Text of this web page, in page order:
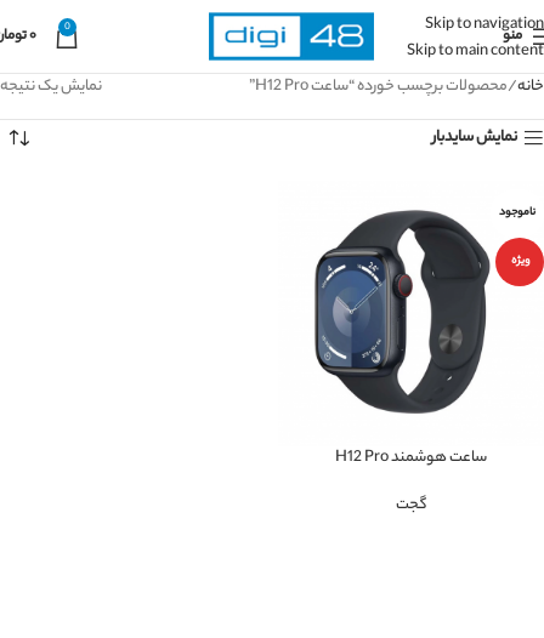
Skip to navigation
Skip to main content
منو 0 ۰
خانه محصولات برچسب خورده “ساعت H12 Pro”
نمایش یک نتیجه
نمایش سایدبار
ناموجود
ویژه
ساعت هوشمند H12 Pro
گجت